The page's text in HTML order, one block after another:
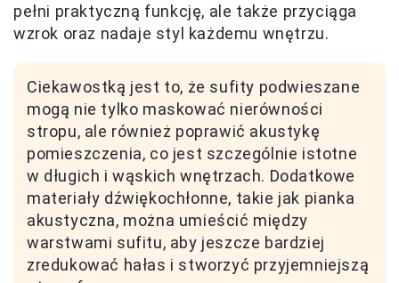
pełni praktyczną funkcję, ale także przyciąga
wzrok oraz nadaje styl każdemu wnętrzu.
Ciekawostką jest to, że sufity podwieszane
mogą nie tylko maskować nierówności
stropu, ale również poprawić akustykę
pomieszczenia, co jest szczególnie istotne
w długich i wąskich wnętrzach. Dodatkowe
materiały dźwiękochłonne, takie jak pianka
akustyczna, można umieścić między
warstwami sufitu, aby jeszcze bardziej
zredukować hałas i stworzyć przyjemniejszą